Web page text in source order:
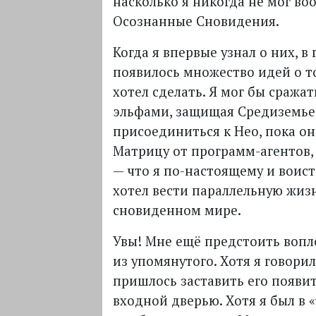
Осознанные Сновидения.
Когда я впервые узнал о них, в
появилось множество идей о
хотел сделать. Я мог бы
эльфами, защищая
присоединиться к Нео, пока
Матрицу от программ-
— что я по-настоящему и
хотел вести параллельную
сновиденном мире.
Увы! Мне ещё предстоить
из упомянутого. Хотя я
пришлось заставить его
входной дверью. Хотя я был в